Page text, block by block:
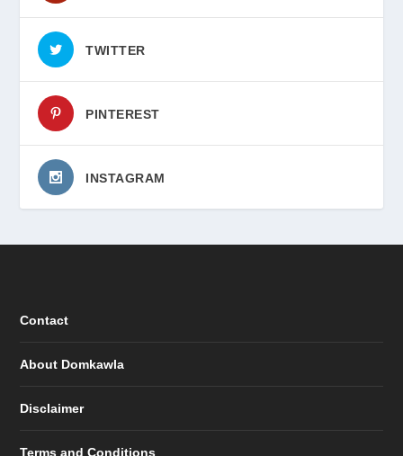
TWITTER
PINTEREST
INSTAGRAM
Contact
About Domkawla
Disclaimer
Terms and Conditions